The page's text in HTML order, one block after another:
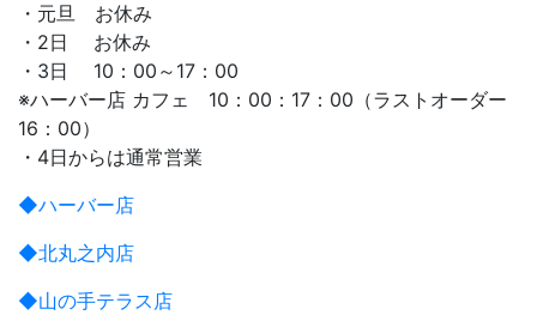
・元旦 お休み
・2日 お休み
・3日 10：00～17：00
※ハーバー店 カフェ 10：00：17：00（ラストオーダー
16：00）
・4日からは通常営業
◆ハーバー店
◆北丸之内店
◆山の手テラス店